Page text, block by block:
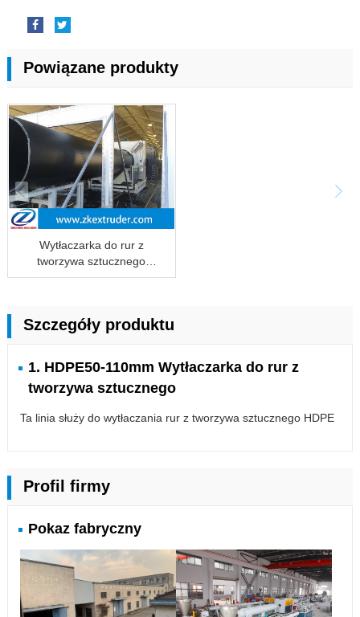
Powiązane produkty
Wytłaczarka do rur z
tworzywa sztucznego
HDPE20-1200mm
Szczegóły produktu
1. HDPE50-110mm Wytłaczarka do rur z
tworzywa sztucznego
Ta linia służy do wytłaczania rur z tworzywa sztucznego HDPE
Profil firmy
Pokaz fabryczny